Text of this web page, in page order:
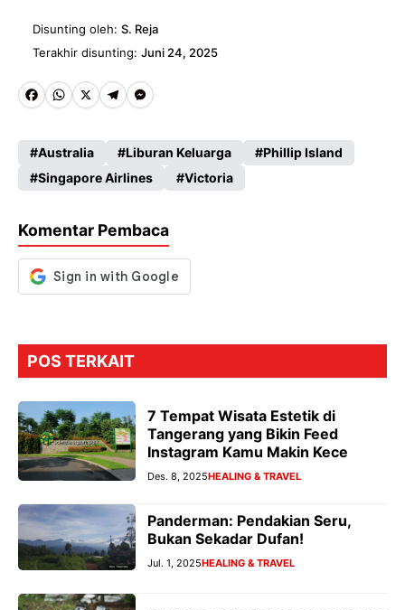
Disunting oleh: S. Reja
Terakhir disunting: Juni 24, 2025
Fa
b
o
k
W
ts
A
p
X
Te
gr
a
M
se
n
er
Australia Liburan Keluarga
Phillip Island
Singapore Airlines
Victoria
Komentar Pembaca
POS TERKAIT
7 Tempat Wisata Estetik di
Tangerang yang Bikin Feed
Instagram Kamu Makin Kece
Des. 8, 2025HEALING & TRAVEL
Panderman: Pendakian Seru,
Bukan Sekadar Dufan!
Jul. 1, 2025HEALING & TRAVEL